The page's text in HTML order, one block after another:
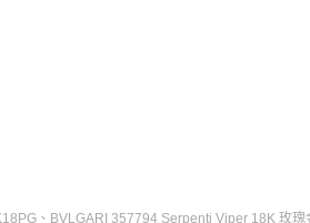
、 BVLGARI 357794 Serpenti Viper 18K 玫